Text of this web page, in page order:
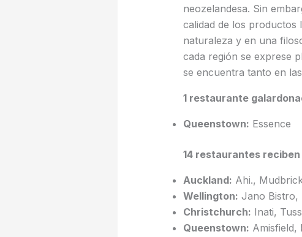
neozelandesa. Sin
calidad de los productos
naturaleza y en una
cada región se exprese
se encuentra tanto en
1 restaurante
Queenstown: Essence
14 restaurantes reciben
Auckland: Ahi.,
Wellington: Jano Bistro,
Christchurch: Inati,
Queenstown: Amisfield,